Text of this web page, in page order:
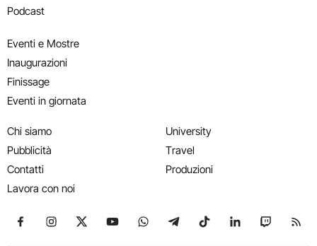
Podcast
Eventi e Mostre
Inaugurazioni
Finissage
Eventi in giornata
Chi siamo
Pubblicità
Contatti
Lavora con noi
University
Travel
Produzioni
Seguici su Facebook
Seguici su Instagram
Seguici su X
Seguici su YouTube
Seguici su WhatsApp
Seguici su Telegram
Seguici su TikTok
Seguici su
Seguici